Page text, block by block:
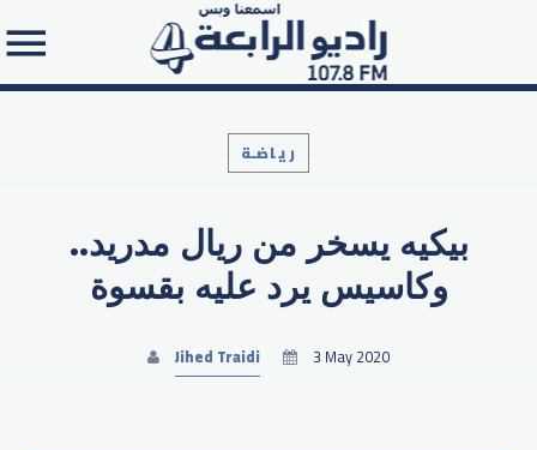
Search in the website:
رياضـة
بيكيه يسخر من ريال مدريد..
وكاسيس يرد عليه بقسوة
Jihed Traidi 3 May 2020